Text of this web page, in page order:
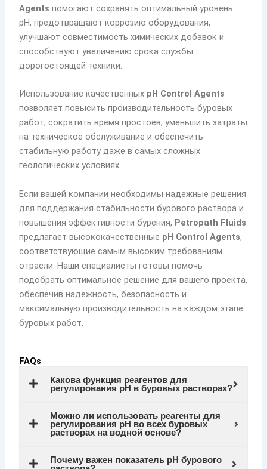
Agents помогают сохранять оптимальный уровень
pH, предотвращают коррозию оборудования,
улучшают совместимость химических добавок и
способствуют увеличению срока службы
дорогостоящей техники.
Использование качественных pH Control Agents
позволяет повысить производительность буровых
работ, сократить время простоев, уменьшить затраты
на техническое обслуживание и обеспечить
стабильную работу даже в самых сложных
геологических условиях.
Если вашей компании необходимы надежные решения
для поддержания стабильности бурового раствора и
повышения эффективности бурения, Petropath Fluids
предлагает высококачественные pH Control Agents,
соответствующие самым высоким требованиям
отрасли. Наши специалисты готовы помочь
подобрать оптимальное решение для вашего проекта,
обеспечив надежность, безопасность и
максимальную производительность на каждом этапе
буровых работ.
FAQs
Какова функция реагентов для
регулирования pH в буровых растворах?
Можно ли использовать реагенты для
регулирования pH во всех буровых
растворах на водной основе?
Почему важен показатель pH бурового